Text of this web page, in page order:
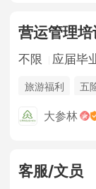
营运管理
不限 应届毕
旅游福利 五
大参林
客服/文员